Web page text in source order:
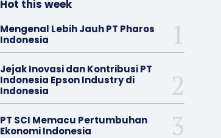
Hot this week
Mengenal Lebih Jauh PT Pharos
Indonesia
Jejak Inovasi dan Kontribusi PT
Indonesia Epson Industry di
Indonesia
PT SCI Memacu Pertumbuhan
Ekonomi Indonesia